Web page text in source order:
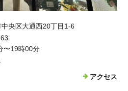
央区大通西20丁目1-6
〜19時00分
アクセス